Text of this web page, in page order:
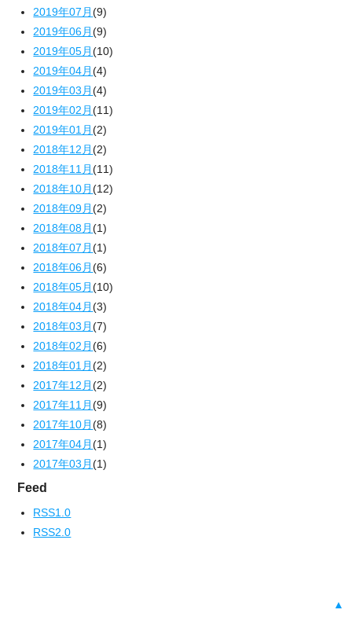
2019年07月(9)
2019年06月(9)
2019年05月(10)
2019年04月(4)
2019年03月(4)
2019年02月(11)
2019年01月(2)
2018年12月(2)
2018年11月(11)
2018年10月(12)
2018年09月(2)
2018年08月(1)
2018年07月(1)
2018年06月(6)
2018年05月(10)
2018年04月(3)
2018年03月(7)
2018年02月(6)
2018年01月(2)
2017年12月(2)
2017年11月(9)
2017年10月(8)
2017年04月(1)
2017年03月(1)
Feed
RSS1.0
RSS2.0
▲